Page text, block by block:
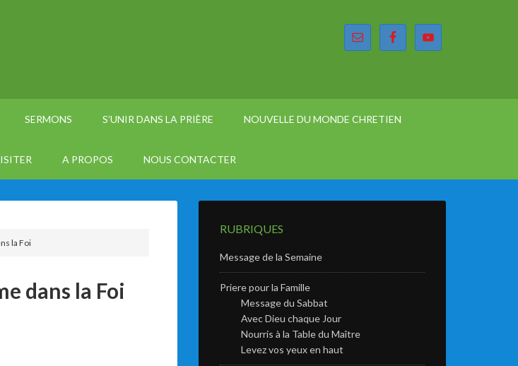
SERMONS S’UNIR DANS LA PRIÈRE NOUVELLE DU MONDE CHRETIEN
A PROPOS NOUS CONTACTER
la Foi
dans la Foi
RUBRIQUES
Message de la Semaine
Priere pour la Famille
Message du Sabbat
Avec Dieu chaque Jour
Nourris à la Table du Maître
Levez vos yeux en haut